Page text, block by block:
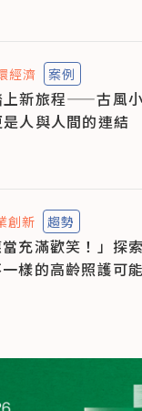
經濟 案例
上新旅程——古風
人與人間的連結
創新 趨勢
當充滿歡笑！」探
樣的高齡照護可能